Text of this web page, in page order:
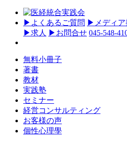
▶ よくあるご質問 ▶ メディ
▶求人 ▶ お問合せ 045-548-
無料小冊子
著書
教材
実践塾
セミナー
経営コンサルティング
お客様の声
個性心理學